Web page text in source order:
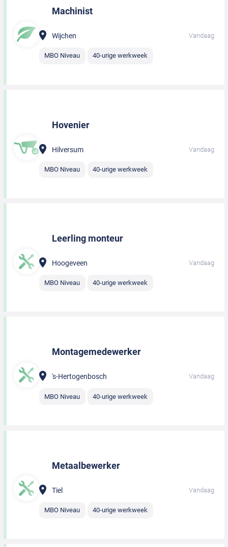
Machinist
Wijchen Vandaag
MBO Niveau 40-urige werkweek
Hovenier
Hilversum Vandaag
MBO Niveau 40-urige werkweek
Leerling monteur
Hoogeveen Vandaag
MBO Niveau 40-urige werkweek
Montagemedewerker
's-Hertogenbosch Vandaag
MBO Niveau 40-urige werkweek
Metaalbewerker
Tiel Vandaag
MBO Niveau 40-urige werkweek